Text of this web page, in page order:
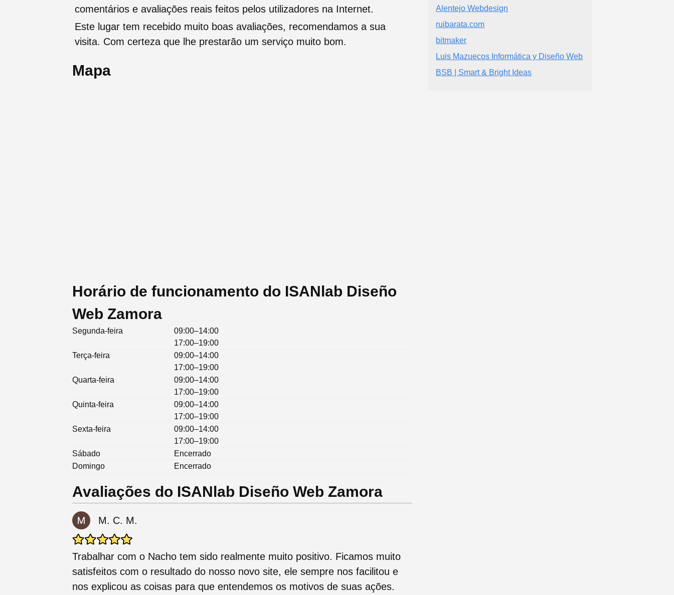
comentários e avaliações reais feitos pelos utilizadores na Internet.
Este lugar tem recebido muito boas avaliações, recomendamos a sua
visita. Com certeza que lhe prestarão um serviço muito bom.
Mapa
Horário de funcionamento do ISANlab Diseño
Web Zamora
Segunda-feira
09:00–14:00
17:00–19:00
Terça-feira
09:00–14:00
17:00–19:00
Quarta-feira
09:00–14:00
17:00–19:00
Quinta-feira
09:00–14:00
17:00–19:00
Sexta-feira
09:00–14:00
17:00–19:00
Sábado
Encerrado
Domingo
Encerrado
Avaliações do ISANlab Diseño Web Zamora
M. C. M.
Trabalhar com o Nacho tem sido realmente muito positivo. Ficamos muito
satisfeitos com o resultado do nosso novo site, ele sempre nos facilitou e
nos explicou as coisas para que entendemos os motivos de suas ações.
Alentejo Webdesign
ruibarata.com
bitmaker
Luis Mazuecos Informática y Diseño Web
BSB | Smart & Bright Ideas